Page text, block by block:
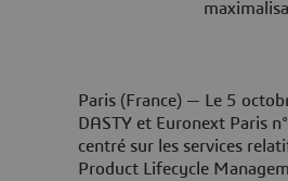
Paris (France) — Le 5
DASTY et Euronext Paris
centré sur les services
Product Lifecycle